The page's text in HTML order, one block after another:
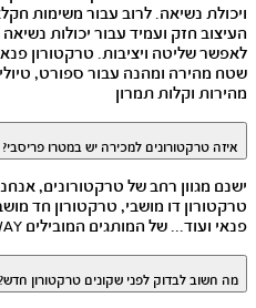
ויכולת נשיאה. לרוב עבור משימות
העיצוב חזק ועמיד עבור יכולות
לאפשר שליטה ויציבות. טרקטורון
שטח מהירה ומהנה עבור ספורט,
מהירות וקלות תמרון
איזה טרקטורונים למכירה יש במטרו פריסבי?
ישנם מגוון רחב של טרקטורונים,
טרקטורון דו מושבי, טרקטורון חד
פנאי ועוד... של המותגים המובילים ACCESS, SEGWAY, ו YAMAHA.
מה חשוב לבדוק לפני שקונים טרקטורון חדש?